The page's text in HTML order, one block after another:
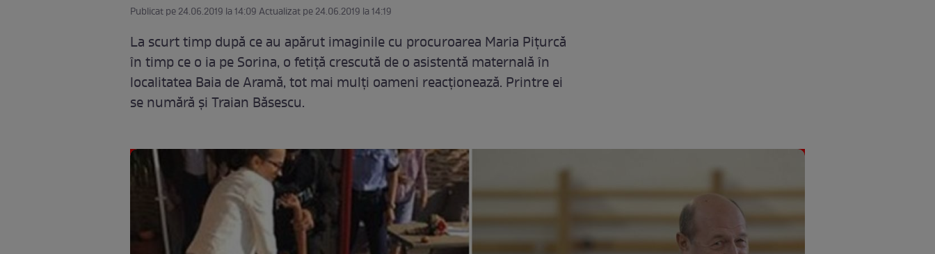
Publicat pe 24.06.2019 la 14:09 Actualizat pe 24.06.2019 la 14:19
La scurt timp după ce au apărut imaginile cu procuroarea Maria Piţurcă
în timp ce o ia pe Sorina, o fetiţă crescută de o asistentă maternală în
localitatea Baia de Aramă, tot mai mulţi oameni reacţionează. Printre ei
se numără şi Traian Băsescu.